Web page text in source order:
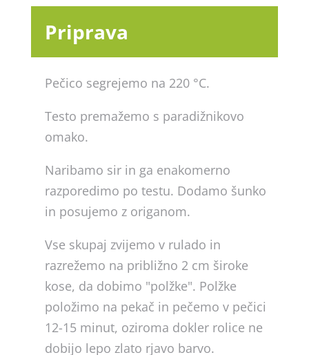
Priprava
Pečico segrejemo na 220 °C.
Testo premažemo s paradižnikovo
omako.
Naribamo sir in ga enakomerno
razporedimo po testu. Dodamo šunko
in posujemo z origanom.
Vse skupaj zvijemo v rulado in
razrežemo na približno 2 cm široke
kose, da dobimo "polžke". Polžke
položimo na pekač in pečemo v pečici
12-15 minut, oziroma dokler rolice ne
dobijo lepo zlato rjavo barvo.